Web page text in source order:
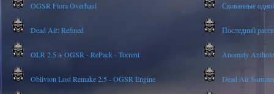
OGSR Flora Overhaul Скованные
Dead Air: Refined Последний
OLR 2.5 + OGSR - RePack - Torrent Anomaly
Oblivion Lost Remake 2.5 - OGSR Engine Dead Air